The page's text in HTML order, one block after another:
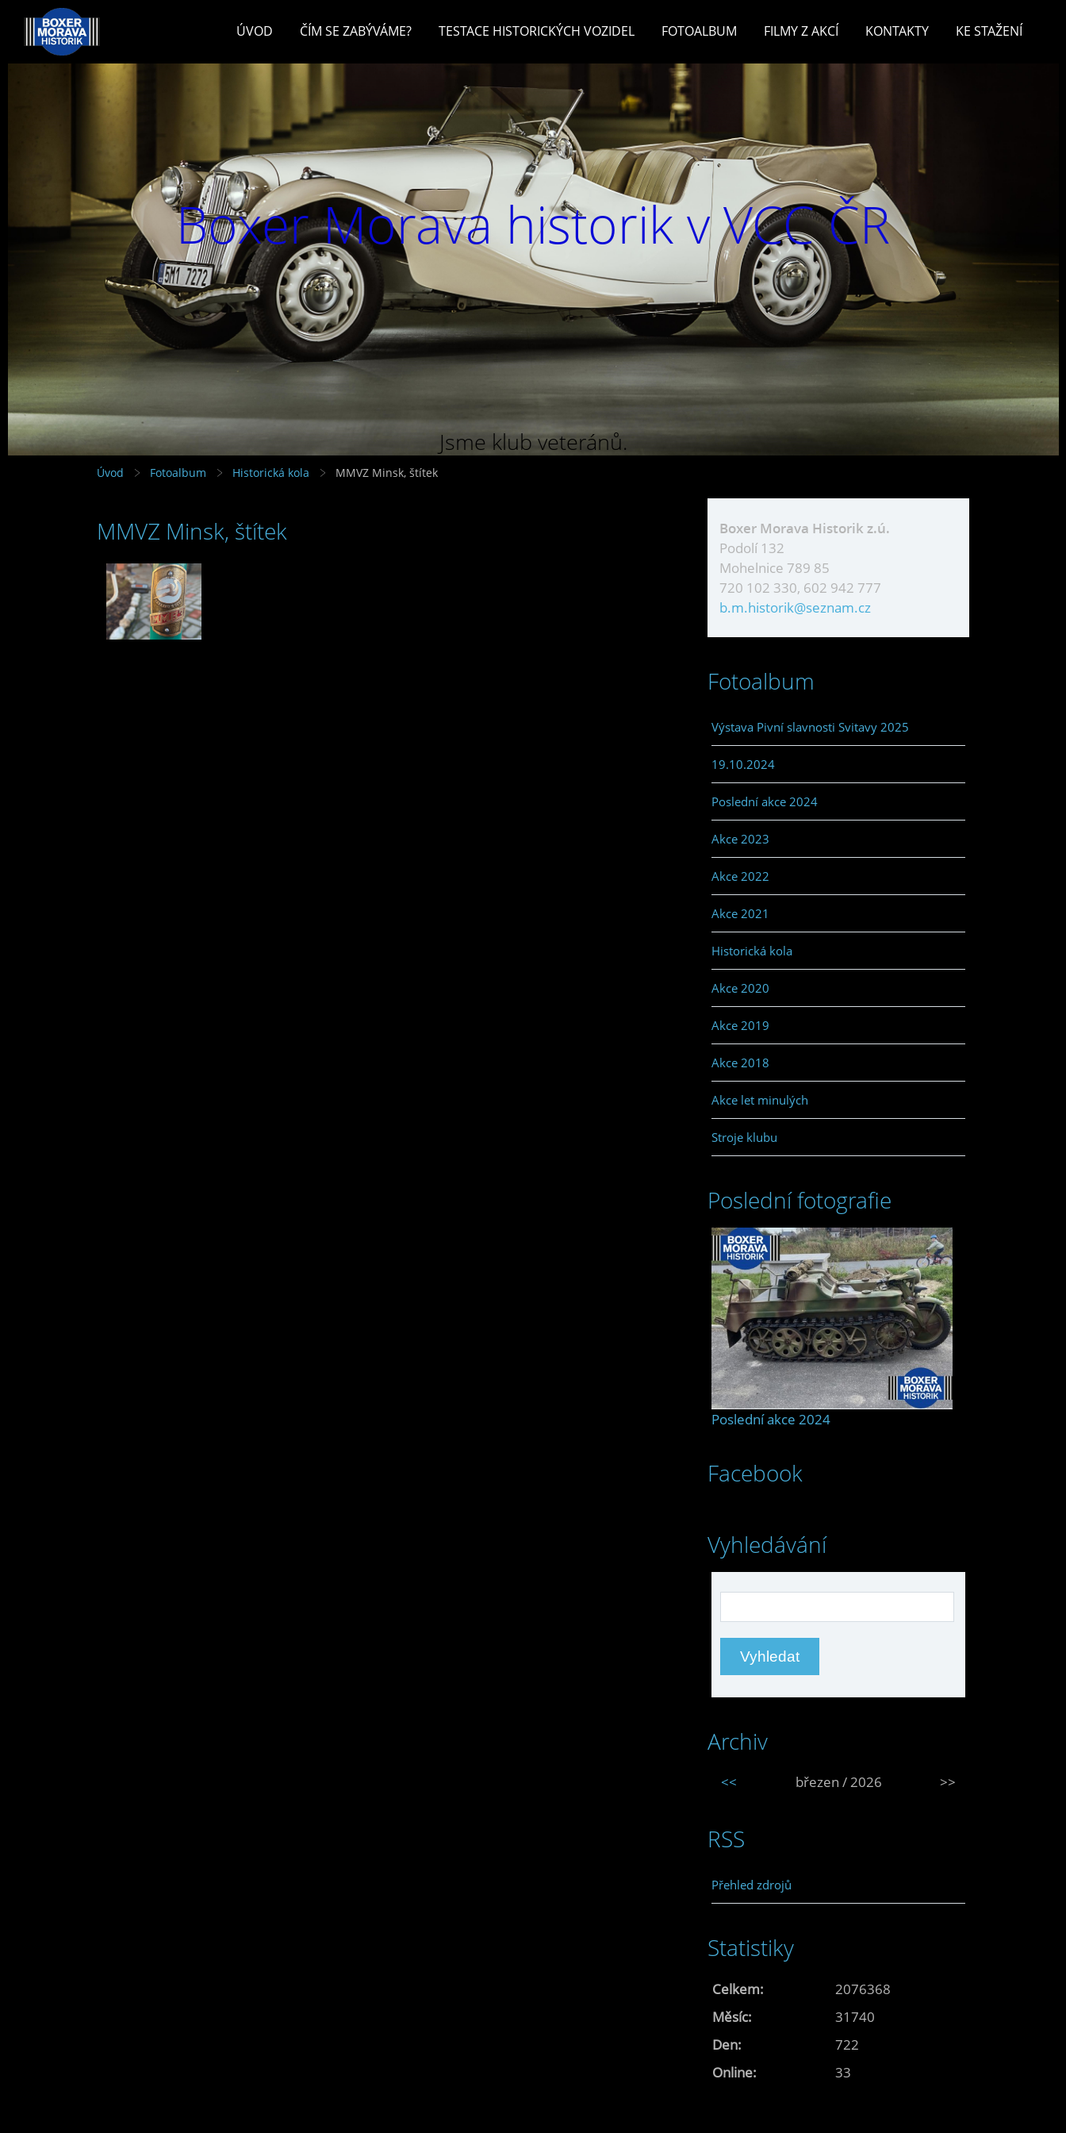
ÚVOD ČÍM SE ZABÝVÁME? TESTACE HISTORICKÝCH VOZIDEL FOTOALBUM FILMY Z AKCÍ KONTAKTY KE STAŽENÍ
Boxer Morava historik v VCC ČR
Jsme klub veteránů.
Úvod Fotoalbum Historická kola MMVZ Minsk, štítek
MMVZ Minsk, štítek
Boxer Morava Historik z.ú.
Podolí 132
Mohelnice 789 85
720 102 330, 602 942 777
b.m.historik@seznam.cz
Fotoalbum
Výstava Pivní slavnosti Svitavy 2025
19.10.2024
Poslední akce 2024
Akce 2023
Akce 2022
Akce 2021
Historická kola
Akce 2020
Akce 2019
Akce 2018
Akce let minulých
Stroje klubu
Poslední fotografie
Poslední akce 2024
Facebook
Vyhledávání
Archiv
<< březen / 2026 >>
RSS
Přehled zdrojů
Statistiky
Online: 33
Celkem:
2076368
Měsíc:
31740
Den:
722